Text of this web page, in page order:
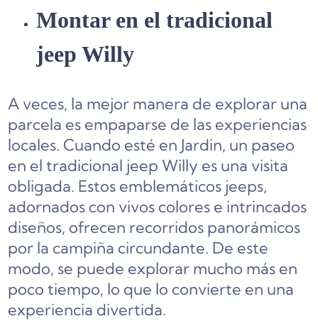
Montar en el tradicional
jeep Willy
A veces, la mejor manera de explorar una
parcela es empaparse de las experiencias
locales. Cuando esté en Jardin, un paseo
en el tradicional jeep Willy es una visita
obligada. Estos emblemáticos jeeps,
adornados con vivos colores e intrincados
diseños, ofrecen recorridos panorámicos
por la campiña circundante. De este
modo, se puede explorar mucho más en
poco tiempo, lo que lo convierte en una
experiencia divertida.